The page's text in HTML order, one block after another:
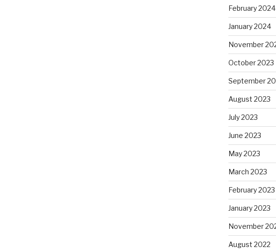
February 2024
January 2024
November
October 2023
September
August 2023
July 2023
June 2023
May 2023
March 2023
February 2023
January 2023
November
August 2022